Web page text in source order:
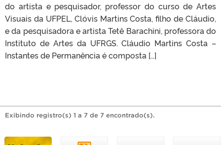
do artista e pesquisador, professor do curso de Artes
Visuais da UFPEL, Clóvis Martins Costa, filho de Cláudio,
e da pesquisadora e artista Tetê Barachini, professora do
Instituto de Artes da UFRGS. Cláudio Martins Costa –
Instantes de Permanência é composta […]
Exibindo registro(s) 1 a 7 de 7 encontrado(s).